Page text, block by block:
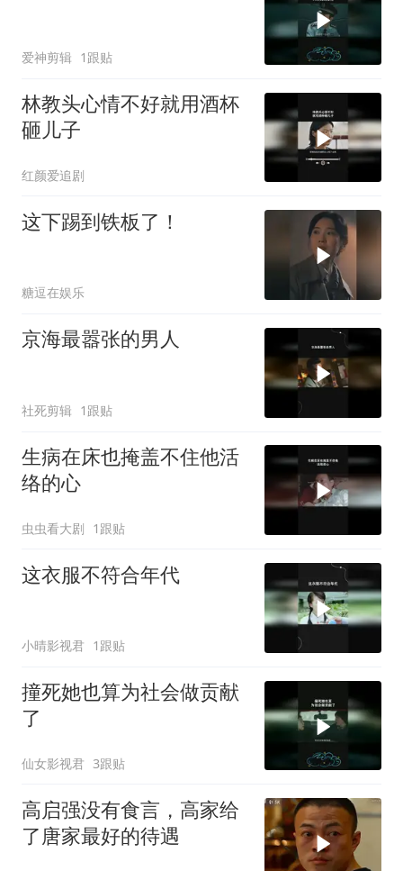
爱神剪辑 1跟贴
林教头心情不好就用酒杯
砸儿子
红颜爱追剧
这下踢到铁板了！
糖逗在娱乐
京海最嚣张的男人
社死剪辑 1跟贴
生病在床也掩盖不住他活
络的心
虫虫看大剧 1跟贴
这衣服不符合年代
小晴影视君 1跟贴
撞死她也算为社会做贡献
了
仙女影视君 3跟贴
高启强没有食言，高家给
了唐家最好的待遇